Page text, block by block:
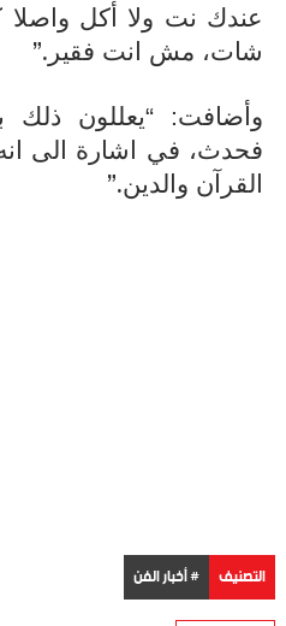
عندك نت ولا أكل
شات، مش انت فقير ”.
وأضافت: “يعللون ذلك
فحدث، في اشارة الى
القرآن والدين”.
التصنيف # أخبار الفن